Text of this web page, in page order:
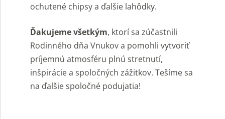
ochutené chipsy a ďalšie lahôdky.
Ďakujeme všetkým, ktorí sa zúčastnili
Rodinného dňa Vnukov a pomohli vytvoriť
príjemnú atmosféru plnú stretnutí,
inšpirácie a spoločných zážitkov. Tešíme sa
na ďalšie spoločné podujatia!